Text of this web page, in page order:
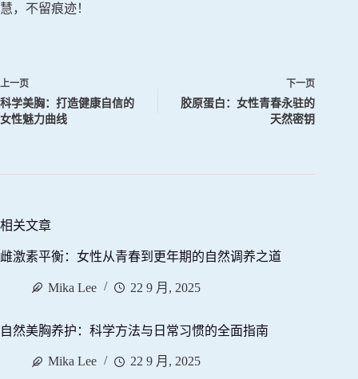
慧，不留痕迹！
上一页
科学美胸：打造健康自信的
女性魅力曲线
下一页
胶原蛋白：女性青春永驻的
天然密钥
相关文章
雌激素平衡：女性从青春到更年期的自然调养之道
Mika Lee 22 9 月, 2025
自然美胸养护：科学方法与日常习惯的全面指南
Mika Lee 22 9 月, 2025